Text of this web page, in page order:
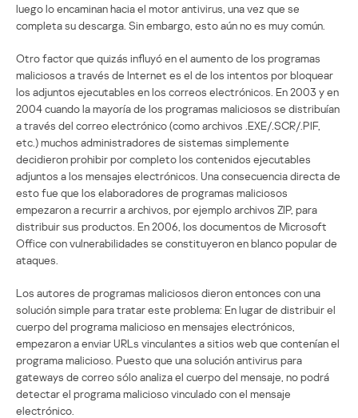
luego lo encaminan hacia el motor antivirus, una vez que se
completa su descarga. Sin embargo, esto aún no es muy común.
Otro factor que quizás influyó en el aumento de los programas
maliciosos a través de Internet es el de los intentos por bloquear
los adjuntos ejecutables en los correos electrónicos. En 2003 y en
2004 cuando la mayoría de los programas maliciosos se distribuían
a través del correo electrónico (como archivos .EXE/.SCR/.PIF,
etc.) muchos administradores de sistemas simplemente
decidieron prohibir por completo los contenidos ejecutables
adjuntos a los mensajes electrónicos. Una consecuencia directa de
esto fue que los elaboradores de programas maliciosos
empezaron a recurrir a archivos, por ejemplo archivos ZIP, para
distribuir sus productos. En 2006, los documentos de Microsoft
Office con vulnerabilidades se constituyeron en blanco popular de
ataques.
Los autores de programas maliciosos dieron entonces con una
solución simple para tratar este problema: En lugar de distribuir el
cuerpo del programa malicioso en mensajes electrónicos,
empezaron a enviar URLs vinculantes a sitios web que contenían el
programa malicioso. Puesto que una solución antivirus para
gateways de correo sólo analiza el cuerpo del mensaje, no podrá
detectar el programa malicioso vinculado con el mensaje
electrónico.